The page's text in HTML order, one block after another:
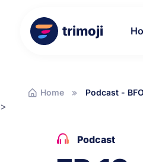
trimoji
Home Podcast -
>
Podcast